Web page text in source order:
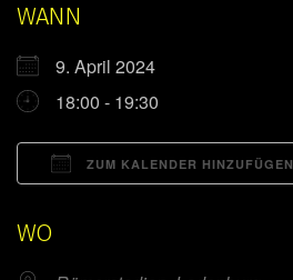
WANN
9. April 2024
18:00 - 19:30
ZUM KALENDER HINZUFÜGEN
WO